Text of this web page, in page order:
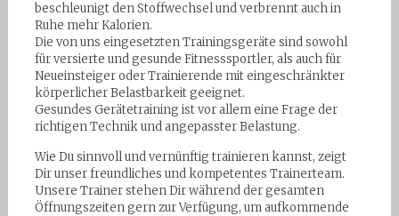
beschleunigt den Stoffwechsel und verbrennt auch in
Ruhe mehr Kalorien.
Die von uns eingesetzten Trainingsgeräte sind sowohl
für versierte und gesunde Fitnesssportler, als auch für
Neueinsteiger oder Trainierende mit eingeschränkter
körperlicher Belastbarkeit geeignet.
Gesundes Gerätetraining ist vor allem eine Frage der
richtigen Technik und angepasster Belastung.
Wie Du sinnvoll und vernünftig trainieren kannst, zeigt
Dir unser freundliches und kompetentes Trainerteam.
Unsere Trainer stehen Dir während der gesamten
Öffnungszeiten gern zur Verfügung, um aufkommende